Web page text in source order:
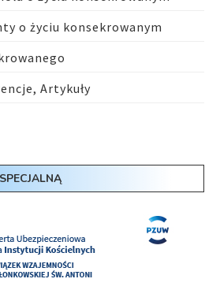
o życiu konsekrowanym
Artykuły